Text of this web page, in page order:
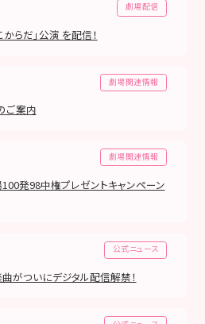
劇場配信
からだ」公演 を配信！
劇場関連情報
ご案内
劇場関連情報
100発98中権プレゼントキャンペーン
公式ニュース
曲がついにデジタル配信解禁！